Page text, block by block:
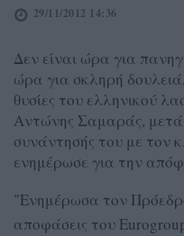
29/11/2012 14:36
Δεν είναι ώρα για
ώρα για σκληρή
θυσίες του ελληνικού
Αντώνης Σαμαράς,
συνάντησής του με τον
ενημέρωσε για την
"Ενημέρωσα τον
αποφάσεις του